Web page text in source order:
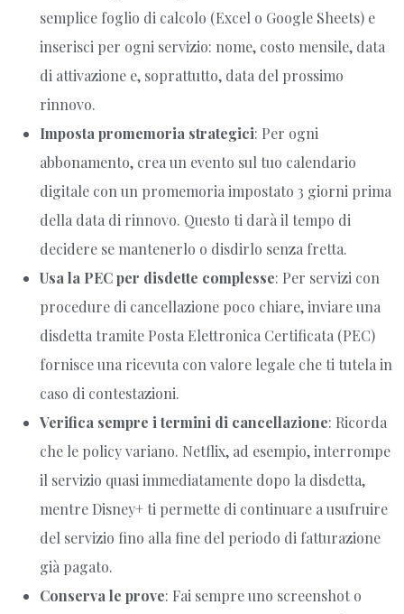
semplice foglio di calcolo (Excel o Google Sheets) e
inserisci per ogni servizio: nome, costo mensile, data
di attivazione e, soprattutto, data del prossimo
rinnovo.
Imposta promemoria strategici: Per ogni
abbonamento, crea un evento sul tuo calendario
digitale con un promemoria impostato 3 giorni prima
della data di rinnovo. Questo ti darà il tempo di
decidere se mantenerlo o disdirlo senza fretta.
Usa la PEC per disdette complesse: Per servizi con
procedure di cancellazione poco chiare, inviare una
disdetta tramite Posta Elettronica Certificata (PEC)
fornisce una ricevuta con valore legale che ti tutela in
caso di contestazioni.
Verifica sempre i termini di cancellazione: Ricorda
che le policy variano. Netflix, ad esempio, interrompe
il servizio quasi immediatamente dopo la disdetta,
mentre Disney+ ti permette di continuare a usufruire
del servizio fino alla fine del periodo di fatturazione
già pagato.
Conserva le prove: Fai sempre uno screenshot o